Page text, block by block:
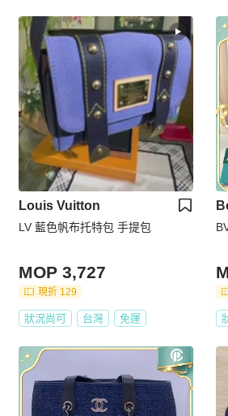
Louis Vuitton
LV 藍色帆布托特包 手提包
MOP 3,727
現折 129
狀況尚可 台灣 免運